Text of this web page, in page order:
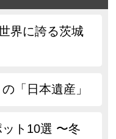
界に誇る茨城
「日本遺産」
ト10選 〜冬